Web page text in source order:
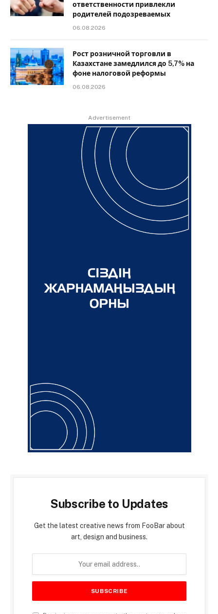
ответственности привлекли
родителей подозреваемых
06.08.2026
Рост розничной торговли в
Казахстане замедлился до 5,7% на
фоне налоговой реформы
06.08.2026
Advertisement
Subscribe to Updates
Get the latest creative news from FooBar about
art, design and business.